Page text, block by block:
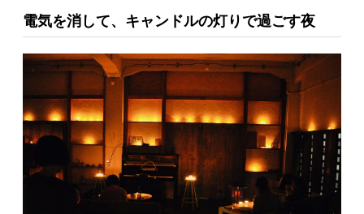
電気を消して、キャンドルの灯りで過ごす夜